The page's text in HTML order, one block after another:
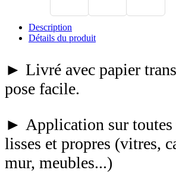
Description
Détails du produit
► Livré avec papier
pose facile.
► Application sur toutes
lisses et propres (vitres,
mur, meubles...)